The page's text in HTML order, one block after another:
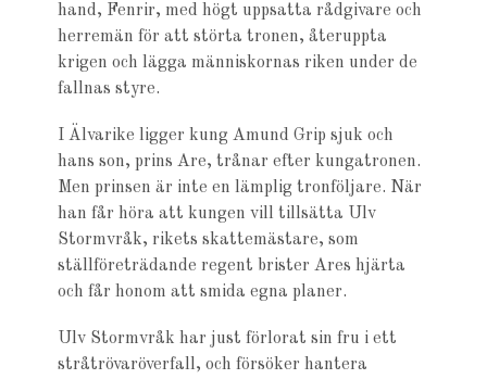
hand, Fenrir, med högt uppsatta rådgivare och
herremän för att störta tronen, återuppta
krigen och lägga människornas riken under de
fallnas styre.
I Älvarike ligger kung Amund Grip sjuk och
hans son, prins Are, trånar efter kungatronen.
Men prinsen är inte en lämplig tronföljare. När
han får höra att kungen vill tillsätta Ulv
Stormvråk, rikets skattemästare, som
ställföreträdande regent brister Ares hjärta
och får honom att smida egna planer.
Ulv Stormvråk har just förlorat sin fru i ett
stråtrövaröverfall, och försöker hantera